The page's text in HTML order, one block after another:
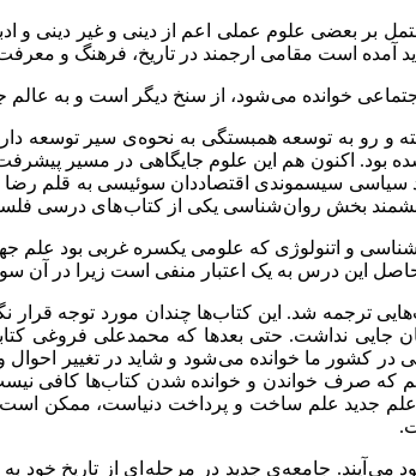
بر بعضی علوم عملی اعم از دینی و غیر دینی و
آمده است مقامی ارجمند در تاریخ، فرهنگ و
خوانده می شود، از سنخ دیگر است و به
و رو به توسعه همبستگی به نحوه‌ی سیر توسعه
بود. اکنون هم این علوم جایگاهی در مسیر
سیسموندی اقتصاددان سوئیسی به قلم رضا
بخش روان شناسی یکی از کتاب های درسی
و اتنولوژی که علومی یکسره غربی بود علم
این درس به یک اعتبار منفی است زیرا در آن
ترجمه شد. این کتاب‌ها چندان مورد توجه قرار
جایی نداشت. حتی بعدها که محمدعلی فروغی
در کشور ما خوانده می شود و شاید در تغییر
که صرف خواندن و خوانده شدن کتاب‌ها کافی
جدید علم ساخت و پرداخت دنیاست، ممکن است
می آیند. جامعه‌ی جدید در مرحله ای از تاریخ